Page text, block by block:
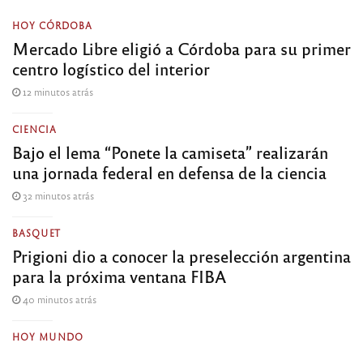
HOY CÓRDOBA
Mercado Libre eligió a Córdoba para su primer
centro logístico del interior
12 minutos atrás
CIENCIA
Bajo el lema “Ponete la camiseta” realizarán
una jornada federal en defensa de la ciencia
32 minutos atrás
BASQUET
Prigioni dio a conocer la preselección argentina
para la próxima ventana FIBA
40 minutos atrás
HOY MUNDO